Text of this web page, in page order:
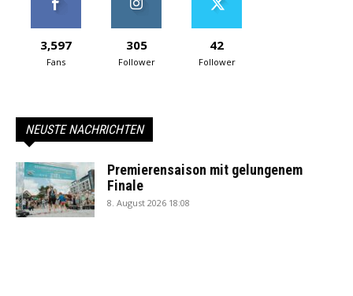
3,597
Fans
305
Follower
42
Follower
NEUSTE NACHRICHTEN
Premierensaison mit gelungenem
Finale
8. August 2026 18:08